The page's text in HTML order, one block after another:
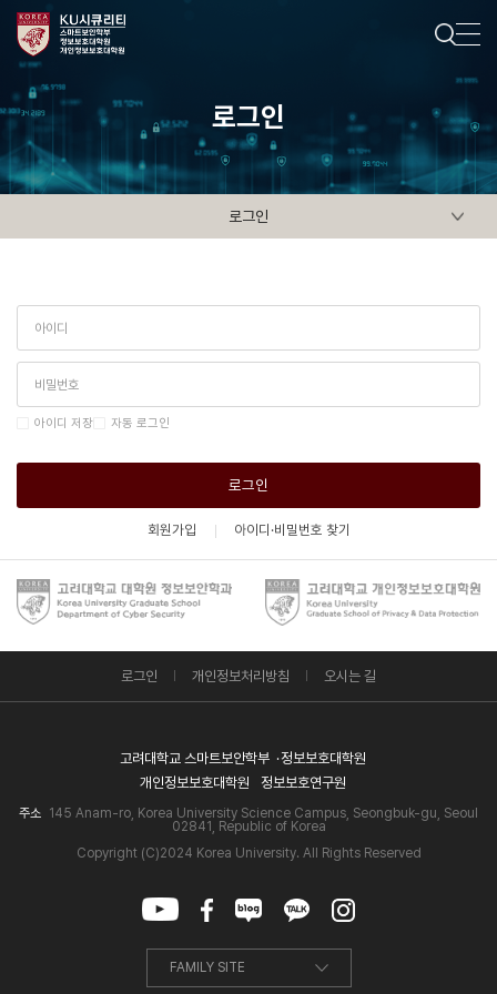
로그인
로그인
아이디 저장 자동 로그인
로그인
회원가입 아이디·비밀번호 찾기
로그인 개인정보처리방침 오시는 길
고려대학교 스마트보안학부
정보보호대학원
개인정보보호대학원
정보보호연구원
주소 145 Anam-ro, Korea University Science Campus, Seongbuk-gu, Seoul
02841, Republic of Korea
Copyright (C)2024 Korea University. All Rights Reserved